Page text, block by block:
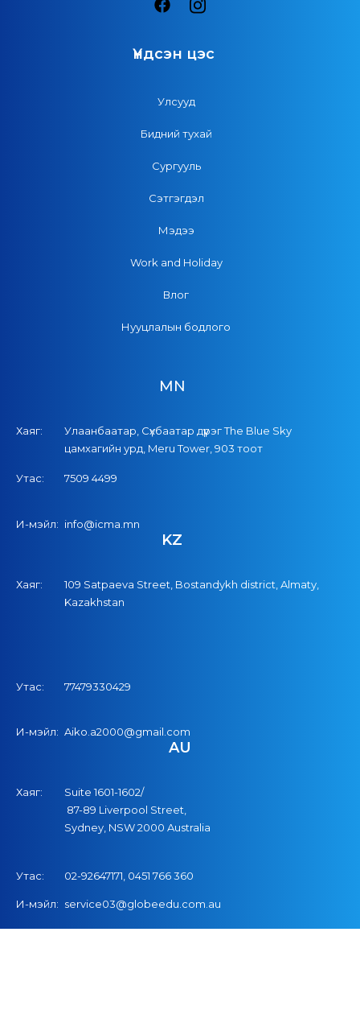
Үндсэн цэс
Улсууд
Бидний тухай
Сургууль
Сэтгэгдэл
Мэдээ
Work and Holiday
Влог
Нууцлалын бодлого
MN
Хаяг:
Улаанбаатар, Сүхбаатар дүүрэг The Blue Sky
цамхагийн урд, Meru Tower, 903 тоот
Утас: 7509 4499
И-мэйл: info@icma.mn
KZ
Хаяг:
109 Satpaeva Street, Bostandykh district, Almaty,
Kazakhstan
Утас: 77479330429
И-мэйл: Aiko.a2000@gmail.com
AU
Хаяг:
Suite 1601-1602/
87-89 Liverpool Street,
Sydney, NSW 2000 Australia
Утас: 02-92647171, 0451 766360
И-мэйл: service03@globeedu.com.au